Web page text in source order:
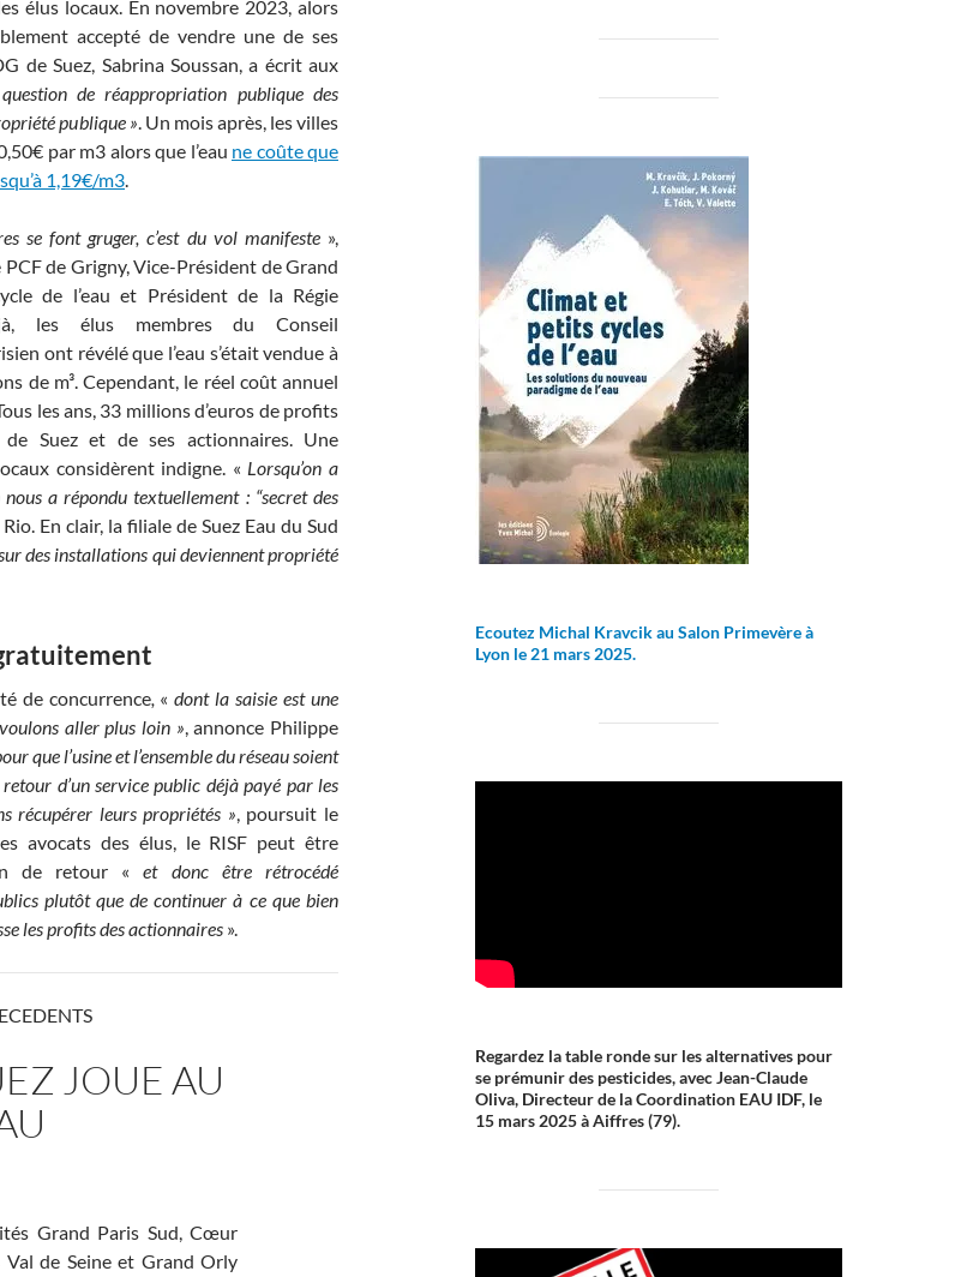
élus locaux. En novembre 2023, alors
accepté de vendre une de ses
de Suez, Sabrina Soussan, a écrit aux
de réappropriation publique des
publique ». Un mois après, les villes
par m3 alors que l’eau ne coûte que
1,19€/m3.
se font gruger, c’est du vol manifeste »,
PCF de Grigny, Vice-Président de Grand
de l’eau et Président de la Régie
les élus membres du Conseil
ont révélé que l’eau s’était vendue à
de m³. Cependant, le réel coût annuel
les ans, 33 millions d’euros de profits
Suez et de ses actionnaires. Une
considèrent indigne. « Lorsqu’on a
a répondu textuellement : “secret des
En clair, la filiale de Suez Eau du Sud
des installations qui deviennent propriété
de concurrence, «dont la saisie est une
aller plus loin », annonce Philippe
que l’usine et l’ensemble du réseau soient
d’un service public déjà payé par les
récupérer leurs propriétés », poursuit le
avocats des élus, le RISF peut être
de retour «et donc être rétrocédé
plutôt que de continuer à ce que bien
les profits des actionnaires ».
JOUE AU
Grand Paris Sud, Cœur
Val de Seine et Grand Orly
Ecoutez Michal Kravcik au Salon Primevère à
Lyon le 21 mars 2025.
Regardez la table ronde sur les alternatives pour
se prémunir des pesticides, avec Jean-Claude
Oliva, Directeur de la Coordination EAU IDF, le
15 mars 2025 à Aiffres (79).